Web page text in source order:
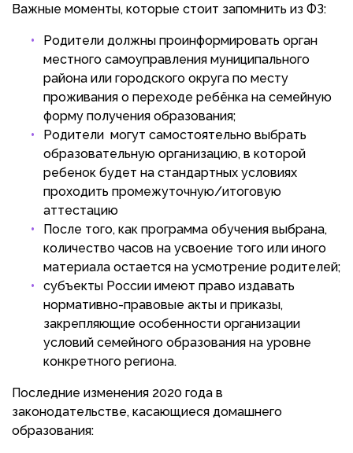
Важные моменты, которые стоит запомнить из ФЗ:
Родители должны проинформировать орган
местного самоуправления муниципального
района или городского округа по месту
проживания о переходе ребёнка на семейную
форму получения образования;
Родители могут самостоятельно выбрать
образовательную организацию, в которой
ребенок будет на стандартных условиях
проходить промежуточную/итоговую
аттестацию
После того, как программа обучения выбрана,
количество часов на усвоение того или иного
материала остается на усмотрение родителей;
субъекты России имеют право издавать
нормативно-правовые акты и приказы,
закрепляющие особенности организации
условий семейного образования на уровне
конкретного региона.
Последние изменения 2020 года в
законодательстве, касающиеся домашнего
образования: